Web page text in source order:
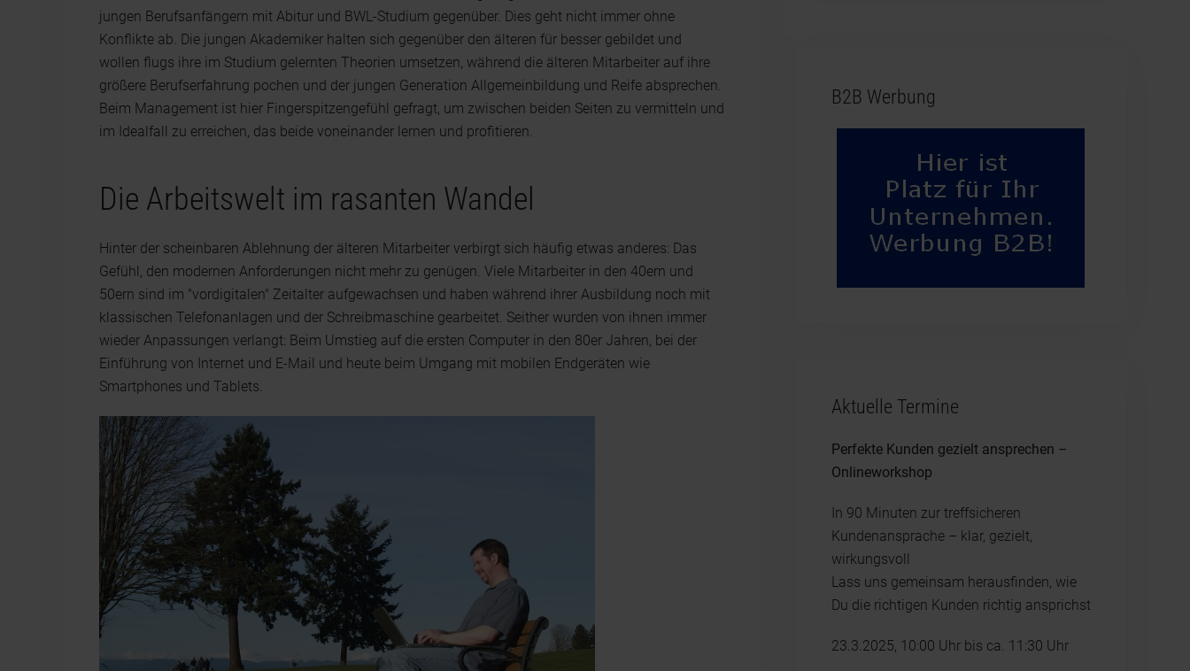
jungen Berufsanfängern mit Abitur und BWL-Studium gegenüber. Dies geht nicht immer ohne
Konflikte ab. Die jungen Akademiker halten sich gegenüber den älteren für besser gebildet und
wollen flugs ihre im Studium gelernten Theorien umsetzen, während die älteren Mitarbeiter auf ihre
größere Berufserfahrung pochen und der jungen Generation Allgemeinbildung und Reife absprechen.
Beim Management ist hier Fingerspitzengefühl gefragt, um zwischen beiden Seiten zu vermitteln und
im Idealfall zu erreichen, das beide voneinander lernen und profitieren.
Die Arbeitswelt im rasanten Wandel
Hinter der scheinbaren Ablehnung der älteren Mitarbeiter verbirgt sich häufig etwas anderes: Das
Gefühl, den modernen Anforderungen nicht mehr zu genügen. Viele Mitarbeiter in den 40ern und
50ern sind im "vordigitalen" Zeitalter aufgewachsen und haben während ihrer Ausbildung noch mit
klassischen Telefonanlagen und der Schreibmaschine gearbeitet. Seither wurden von ihnen immer
wieder Anpassungen verlangt: Beim Umstieg auf die ersten Computer in den 80er Jahren, bei der
Einführung von Internet und E-Mail und heute beim Umgang mit mobilen Endgeräten wie
Smartphones und Tablets.
B2B Werbung
Aktuelle Termine
Perfekte Kunden gezielt ansprechen –
Onlineworkshop
In 90 Minuten zur treffsicheren
Kundenansprache – klar, gezielt,
wirkungsvoll
Lass uns gemeinsam herausfinden, wie
Du die richtigen Kunden richtig ansprichst
23.3.2025, 10:00 Uhr bis ca. 11:30 Uhr